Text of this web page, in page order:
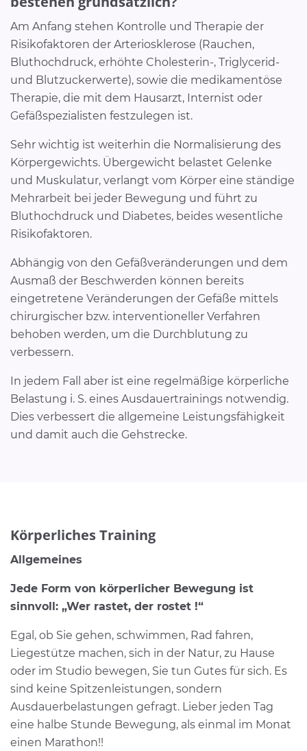
Am Anfang stehen Kontrolle und Therapie der
Risikofaktoren der Arteriosklerose (Rauchen,
Bluthochdruck, erhöhte Cholesterin-, Triglycerid-
und Blutzuckerwerte), sowie die medikamentöse
Therapie, die mit dem Hausarzt, Internist oder
Gefäßspezialisten festzulegen ist.
Sehr wichtig ist weiterhin die Normalisierung des
Körpergewichts. Übergewicht belastet Gelenke
und Muskulatur, verlangt vom Körper eine ständige
Mehrarbeit bei jeder Bewegung und führt zu
Bluthochdruck und Diabetes, beides wesentliche
Risikofaktoren.
Abhängig von den Gefäßveränderungen und dem
Ausmaß der Beschwerden können bereits
eingetretene Veränderungen der Gefäße mittels
chirurgischer bzw. interventioneller Verfahren
behoben werden, um die Durchblutung zu
verbessern.
In jedem Fall aber ist eine regelmäßige körperliche
Belastung i. S. eines Ausdauertrainings notwendig.
Dies verbessert die allgemeine Leistungsfähigkeit
und damit auch die Gehstrecke.
Körperliches Training
Allgemeines
Jede Form von körperlicher Bewegung ist
sinnvoll: „Wer rastet, der rostet !“
Egal, ob Sie gehen, schwimmen, Rad fahren,
Liegestütze machen, sich in der Natur, zu Hause
oder im Studio bewegen, Sie tun Gutes für sich. Es
sind keine Spitzenleistungen, sondern
Ausdauerbelastungen gefragt. Lieber jeden Tag
eine halbe Stunde Bewegung, als einmal im Monat
einen Marathon!!